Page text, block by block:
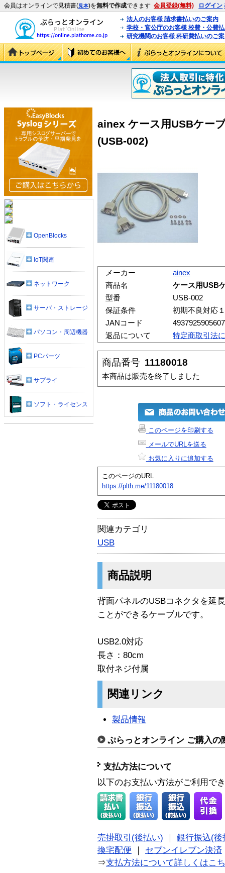
会員はオンラインで見積書(見本)を無料で作成できます 会員登録(無料) ログイン
法人のお客様 請求書払いのご案内
学校・官公庁のお客様 校費・公費
研究機関のお客様 科研費払いのご
ainex ケース用USBケー
(USB-002)
メーカー
ainex
商品名
ケース用USB
型番
USB-002
保証条件
初期不良対応
JANコード
4937925905607
返品について
特定商取引法
商品番号 11180018
本商品は販売を終了しました
このページを印刷する
メールでURLを送る
お気に入りに追加する
このページのURL
https://plth.me/11180018
関連カテゴリ
USB
商品説明
背面パネルのUSBコネクタを延
ことができるケーブルです。
USB2.0対応
長さ：80cm
取付ネジ付属
関連リンク
製品情報
ぷらっとオンライン ご購入の
支払方法について
以下のお支払い方法がご利用で
売掛取引(後払い)
銀行振込(後
換宅配便
セブンイレブン決済
⇒支払方法について詳しくはこ
OpenBlocks
IoT関連
ネットワーク
サーバ・ストレージ
パソコン・周辺機器
PCパーツ
サプライ
ソフト・ライセンス